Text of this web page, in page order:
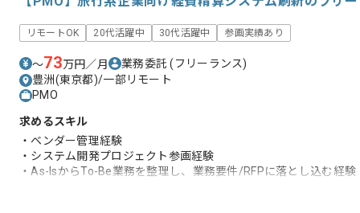
リモートOK 20代活躍中 30代活躍中 参画実績あり
〜73万円／月 業務委託(フリーランス)
豊洲(東京都)/一部リモート
PMO
求めるスキル
・ベンダー管理経験
・システム開発プロジェクト参画経験
・As-IsからTo-Be業務を整理し、業務要件/RFPに落とし込む経験